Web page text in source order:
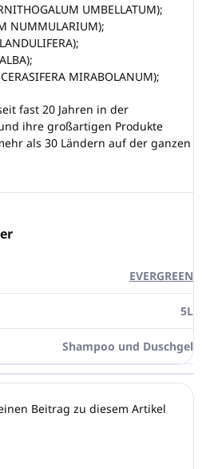
UMBELLATUM);
NUMMULARIUM);
MIRABOLANUM);
fast 20 Jahren in der
ihre großartigen Produkte
als 30 Ländern auf der ganzen
EVERGREEN
5L
Shampoo und Duschgel
Beitrag zu diesem Artikel